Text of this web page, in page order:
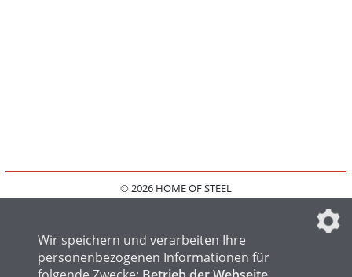
© 2026 HOME OF STEEL
IMPRESSUM
FAQ
DATENSCHUTZEINSTELLUNGEN
Wir speichern und verarbeiten Ihre
personenbezogenen Informationen für